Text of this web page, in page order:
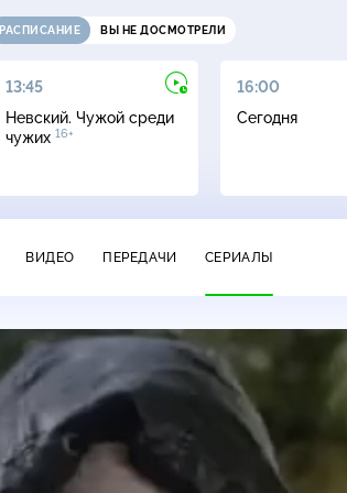
РАСПИСАНИЕ ВЫ НЕ ДОСМОТРЕЛИ
13:45
Невский. Чужой среди
чужих 16+
16:00
Сегодня
ВИДЕО ПЕРЕДАЧИ СЕРИАЛЫ